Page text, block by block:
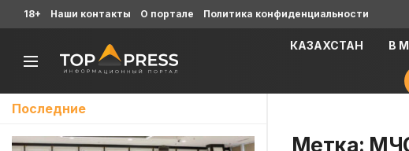
Последние
18+ Наши контакты О портале Политика конфиденциальности
КАЗАХСТАН В
Метка: